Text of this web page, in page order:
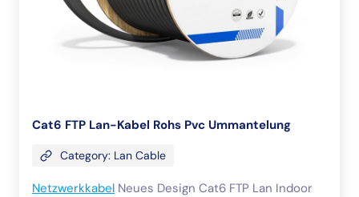
Cat6 FTP Lan-Kabel Rohs Pvc Ummantelung
Category: Lan Cable
Netzwerkkabel Neues Design Cat6 FTP Lan Indoor